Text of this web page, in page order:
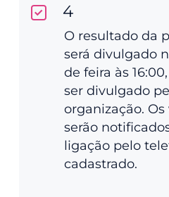
4
O resultado da
será divulgado
de feira às
ser divulgado
organização.
serão
ligação pelo
cadastrado.